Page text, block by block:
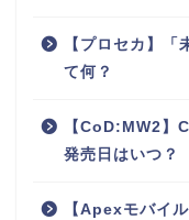
【プロセカ】
て何？
【CoD:MW2】
発売日はいつ？
【Apexモバイ